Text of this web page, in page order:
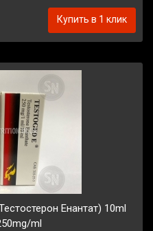
Купить в 1 клик
Енантат) 10ml
ml